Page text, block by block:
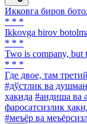
Икковга биров
* * *
Ikkovga birov
* * *
Two is company, but
* * *
Где двое, там
#дўстлик ва
ҳақида #андиша ва
фаросатсизлик
#меъёр ва